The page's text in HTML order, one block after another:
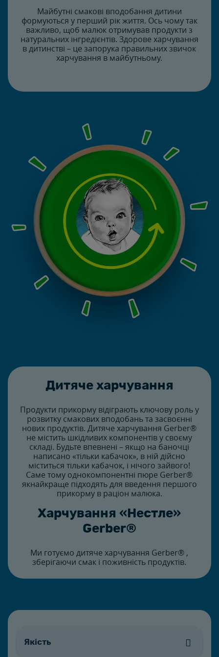
Майбутні смакові вподобання дитини
формуються у перший рік життя. Ось чому так
важливо, щоб малюк отримував продукти з
натуральних інгредієнтів. Здорове харчування
в дитинстві – це запорука правильних звичок
харчування в майбутньому.
Дитяче харчування
Продукти прикорму відіграють ключову роль у
розвитку смакових вподобань та засвоєнні
нових продуктів. Дитяче харчування Gerber®
не містить шкідливих компонентів у своєму
складі.​ Будьте впевнені – якщо на баночці
написано «тільки кабачок», в ній дійсно
міститься тільки кабачок, і нічого зайвого!
Саме тому однокомпонентні пюре Gerber®
якнайкраще підходять для введення першого
прикорму в раціон малюка.
Харчування «Нестле»
Gerber®
Ми готуємо дитяче харчування Gerber® ,
зберігаючи смак і поживність продуктів.
Якість